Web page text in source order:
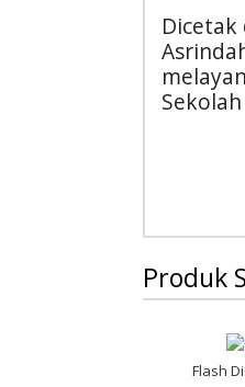
Dicetak
Produk
Flash